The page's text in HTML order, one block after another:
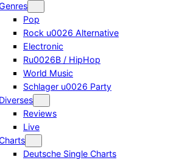
Pop
Rock u0026 Alternative
Electronic
Ru0026B / HipHop
World Music
Schlager u0026 Party
Diverses
Reviews
Live
Deutsche Single Charts